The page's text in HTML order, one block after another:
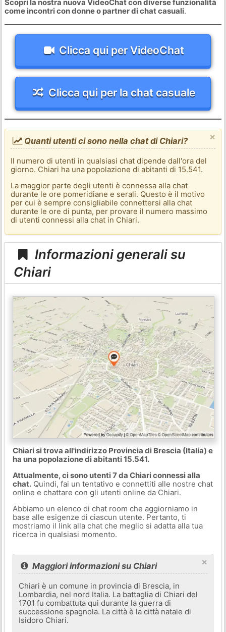
Scopri la nostra nuova VideoChat con diverse funzionalità
come incontri con donne o partner di chat casuali.
Clicca qui per VideoChat
Clicca qui per la chat casuale
×
Quanti utenti ci sono nella chat di Chiari?
Il numero di utenti in qualsiasi chat dipende dall'ora del
giorno. Chiari ha una popolazione di abitanti di 15.541.
La maggior parte degli utenti è connessa alla chat
durante le ore pomeridiane e serali. Questo è il motivo
per cui è sempre consigliabile connettersi alla chat
durante le ore di punta, per provare il numero massimo
di utenti connessi alla chat in Chiari.
Informazioni generali su
Chiari
Chiari si trova all'indirizzo Provincia di Brescia (Italia) e
ha una popolazione di abitanti 15.541.
Attualmente, ci sono utenti 7 da Chiari connessi alla
chat.Quindi, fai un tentativo e connettiti alle nostre chat
online e chattare con gli utenti online da Chiari.
Abbiamo un elenco di chat room che aggiorniamo in
base alle esigenze di ciascun utente. Pertanto, ti
mostriamo il link alla chat che meglio si adatta alla tua
ricerca in qualsiasi momento.
×
Maggiori informazioni su Chiari
Chiari è un comune in provincia di Brescia, in
Lombardia, nel nord Italia. La battaglia di Chiari del
1701 fu combattuta qui durante la guerra di
successione spagnola. La città è la città natale di
Isidoro Chiari.